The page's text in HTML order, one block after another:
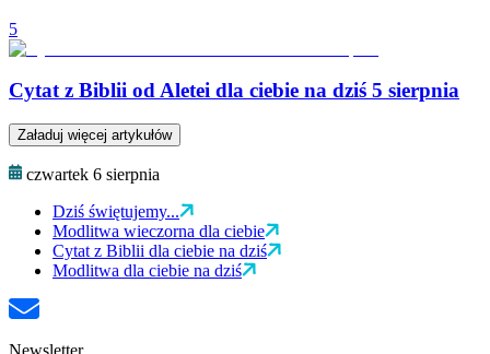
5
Cytat z Biblii od Aletei dla ciebie na dziś 5 sierpnia
Załaduj więcej artykułów
czwartek 6 sierpnia
Dziś świętujemy...
Modlitwa wieczorna dla ciebie
Cytat z Biblii dla ciebie na dziś
Modlitwa dla ciebie na dziś